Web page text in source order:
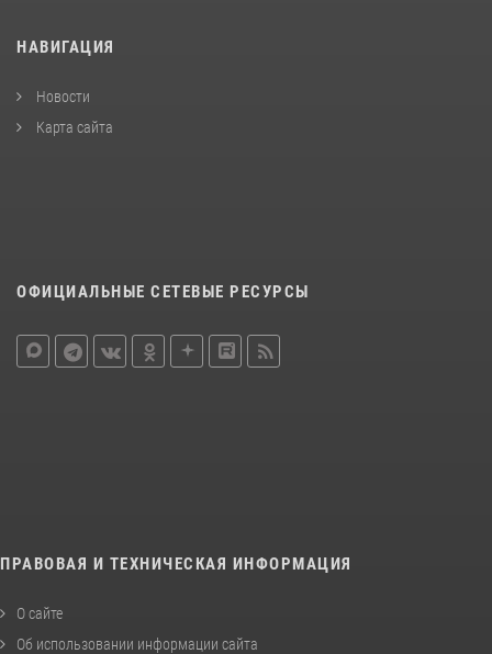
НАВИГАЦИЯ
Новости
Карта сайта
ОФИЦИАЛЬНЫЕ СЕТЕВЫЕ РЕСУРСЫ
ПРАВОВАЯ И ТЕХНИЧЕСКАЯ ИНФОРМАЦИЯ
О сайте
Об использовании информации сайта